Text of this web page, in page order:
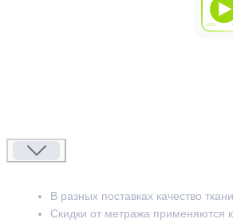
В разных поставках качество
Скидки от метража применяются